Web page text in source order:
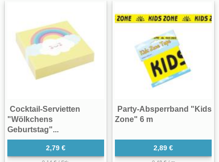
Cocktail-Servietten
"Wölkchens
Geburtstag"...
2,79 €
Party-Absperrband "Kids
Zone" 6 m
2,89 €